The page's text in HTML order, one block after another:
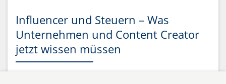
Influencer und Steuern – Was
Unternehmen und Content Creator
jetzt wissen müssen